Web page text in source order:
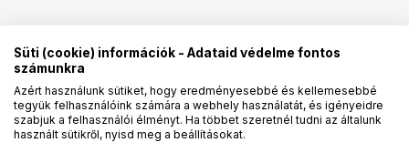
PROpartnerségek
Süti (cookie) információk - Adataid védelme fontos
számunkra
Azért használunk sütiket, hogy eredményesebbé és kellemesebbé
tegyük felhasználóink számára a webhely használatát, és igényeidre
szabjuk a felhasználói élményt. Ha többet szeretnél tudni az általunk
használt sütikről, nyisd meg a beállításokat.